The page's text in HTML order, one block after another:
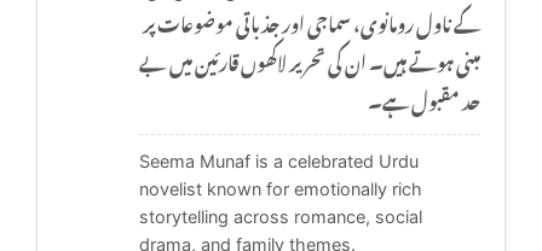
کے ناول رومانوی، سماجی اور جذباتی موضوعات پر
مبنی ہوتے ہیں۔ ان کی تحریر لاکھوں قارئین میں بے
حد مقبول ہے۔
Seema Munaf is a celebrated Urdu
novelist known for emotionally rich
storytelling across romance, social
drama, and family themes.